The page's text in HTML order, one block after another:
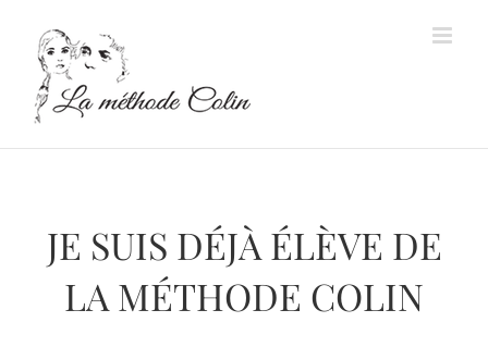
contenu
JE SUIS DÉJÀ ÉLÈVE DE
LA MÉTHODE COLIN